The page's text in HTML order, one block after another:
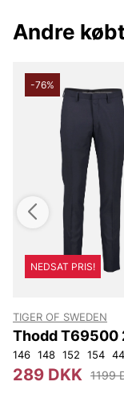
Andre
-76%
NEDSAT PRIS!
TIGER OF SWEDEN
Thodd T69500
146 148 152 154 44
289 DKK 1199